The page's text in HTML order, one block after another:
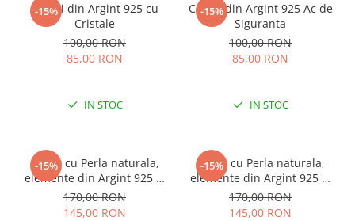
-15%
Cercei din Argint 925 cu
Cristale
100,00 RON
85,00 RON
IN STOC
-15%
Cercei din Argint 925 Ac de
Siguranta
100,00 RON
85,00 RON
IN STOC
-15%
Colier cu Perla naturala,
elemente din Argint 925 si
margele Miyuki, multicolor
170,00 RON
145,00 RON
-15%
Colier cu Perla naturala,
elemente din Argint 925 si
margele Miyuki, verde/kiwi
170,00 RON
145,00 RON